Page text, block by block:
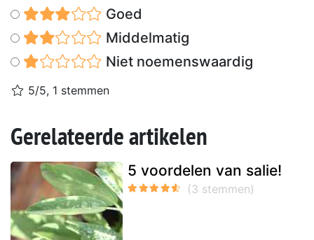
Goed
Middelmatig
Niet noemenswaardig
5/5, 1 stemmen
Gerelateerde artikelen
5 voordelen van salie!